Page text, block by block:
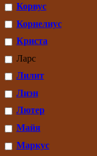
Корвус
Корнелиус
Криста
Ларс
Лилит
Лиэн
Лютер
Майя
Маркус